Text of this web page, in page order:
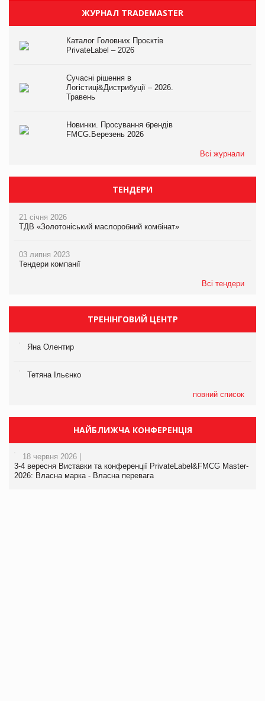
ЖУРНАЛ TRADEMASTER
Каталог Головних Проєктів
PrivateLabel – 2026
Сучасні рішення в
Логістиці&Дистрибуції – 2026.
Травень
Новинки. Просування брендів
FMCG.Березень 2026
Всі журнали
ТЕНДЕРИ
21 січня 2026
ТДВ «Золотоніський маслоробний комбінат»
03 липня 2023
Тендери компанії
Всі тендери
ТРЕНІНГОВИЙ ЦЕНТР
Яна Олентир
Тетяна Ільєнко
повний список
НАЙБЛИЖЧА КОНФЕРЕНЦІЯ
18 червня 2026 |
3-4 вересня Виставки та конференції PrivateLabel&FMCG Master-
2026: Власна марка - Власна перевага